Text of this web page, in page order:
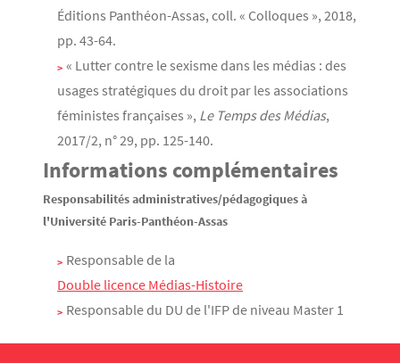
Éditions Panthéon-Assas, coll. « Colloques », 2018,
pp. 43-64.
« Lutter contre le sexisme dans les médias : des
usages stratégiques du droit par les associations
féministes françaises », Le Temps des Médias,
2017/2, n° 29, pp. 125-140.
Informations complémentaires
Responsabilités administratives/pédagogiques à
l'Université Paris-Panthéon-Assas
Responsable de la
Double licence Médias-Histoire
Responsable du DU de l'IFP de niveau Master 1